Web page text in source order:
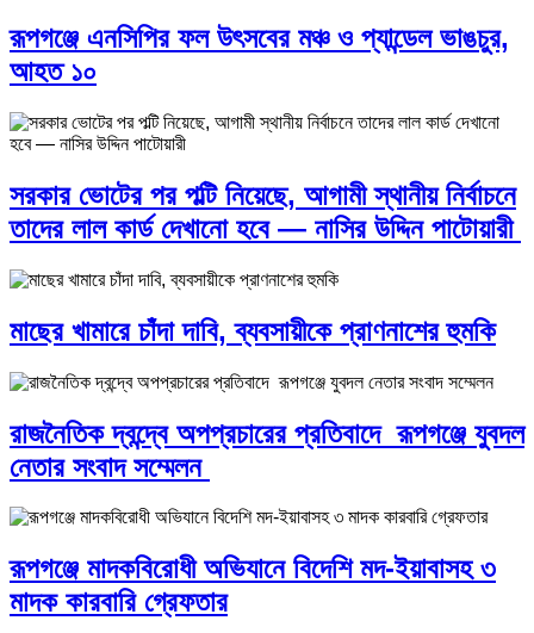
রূপগঞ্জে এনসিপির ফল উৎসবের মঞ্চ ও প্যান্ডেল ভাঙচুর,
আহত ১০
সরকার ভোটের পর পল্টি নিয়েছে, আগামী স্থানীয় নির্বাচনে
তাদের লাল কার্ড দেখানো হবে — নাসির উদ্দিন পাটোয়ারী
মাছের খামারে চাঁদা দাবি, ব্যবসায়ীকে প্রাণনাশের হুমকি
রাজনৈতিক দ্বন্দ্বে অপপ্রচারের প্রতিবাদে ‎রূপগঞ্জে যুবদল
নেতার সংবাদ সম্মেলন ‎
রূপগঞ্জে মাদকবিরোধী অভিযানে বিদেশি মদ-ইয়াবাসহ ৩
মাদক কারবারি গ্রেফতার